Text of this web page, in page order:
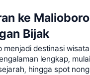
ke
Bijak
menjadi destinasi
lengkap,
hingga spot